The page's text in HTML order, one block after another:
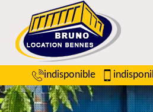
indisponible